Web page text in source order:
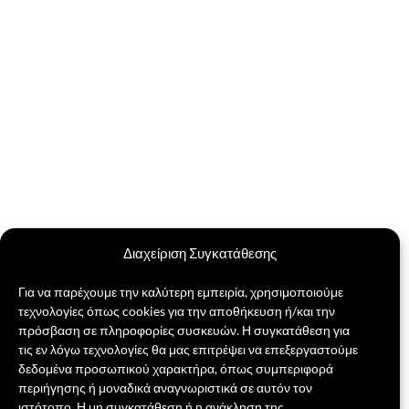
Διαχείριση Συγκατάθεσης
Για να παρέχουμε την καλύτερη εμπειρία, χρησιμοποιούμε
τεχνολογίες όπως cookies για την αποθήκευση ή/και την
πρόσβαση σε πληροφορίες συσκευών. Η συγκατάθεση για
τις εν λόγω τεχνολογίες θα μας επιτρέψει να επεξεργαστούμε
δεδομένα προσωπικού χαρακτήρα, όπως συμπεριφορά
περιήγησης ή μοναδικά αναγνωριστικά σε αυτόν τον